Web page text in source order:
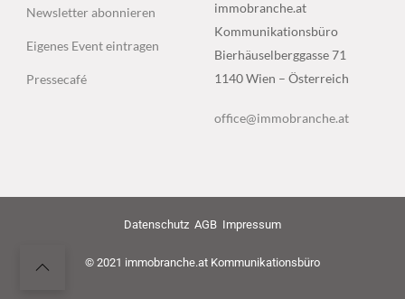
Newsletter abonnieren
Eigenes Event eintragen
Pressecafé
immobranche.at
Kommunikationsbüro
Bierhäuselberggasse 71
1140 Wien – Österreich
office@immobranche.at
Datenschutz AGB Impressum
© 2021 immobranche.at Kommunikationsbüro